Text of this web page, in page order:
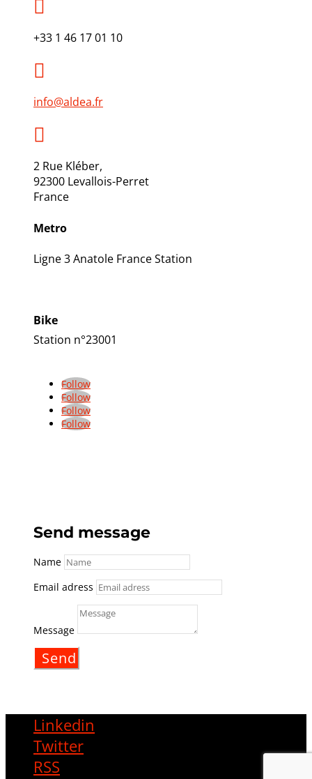

+33 1 46 17 01 10

info@aldea.fr

2 Rue Kléber,
92300 Levallois-Perret
France
Metro
Ligne 3Anatole France Station
Bike
Station n°23001
Follow
Follow
Follow
Follow
Send message
Name
Email adress
Message
Send
Linkedin
Twitter
RSS